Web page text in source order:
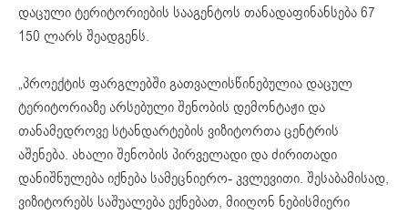
დაცული ტერიტორიების სააგენტოს თანადაფინანსება 67
150 ლარს შეადგენს.
„პროექტის ფარგლებში გათვალისწინებულია დაცულ
ტერიტორიაზე არსებული შენობის დემონტაჟი და
თანამედროვე სტანდარტების ვიზიტორთა ცენტრის
აშენება. ახალი შენობის პირველადი და ძირითადი
დანიშნულება იქნება სამეცნიერო- კვლევითი. შესაბამისად,
ვიზიტორებს საშუალება ექნებათ, მიიღონ ნებისმიერი